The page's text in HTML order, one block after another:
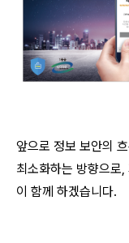
앞으로 정보 보안의
최소화하는 방향으로
이 함께 하겠습니다.